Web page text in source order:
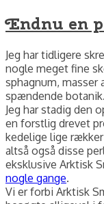
Endnu en
Jeg har tidligere
nogle meget fine
sphagnum,
spændende botanik.
Jeg har stadig den
en forstlig drevet
kedelige lige
altså også disse
eksklusive Arktisk
nogle gange.
Vi er forbi Arktisk